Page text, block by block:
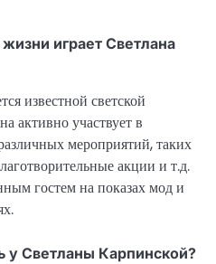
играет Светлана
известной светской
активно участвует в
мероприятий, таких
акции и т.д.
гостем на показах мод и
у Светланы Карпинской?